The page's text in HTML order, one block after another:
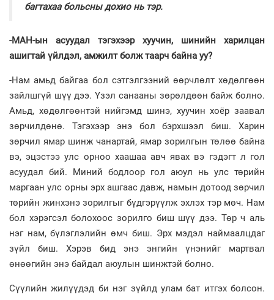
багтахаа больсны дохио нь тэр.
-МАН-ын асуудал тэгэхээр хуучин, шинийн харилцан
ашигтай үйлдэл, амжилт болж таарч байна уу?
-Нам амьд байгаа бол сэтгэлгээний өөрчлөлт хөдөлгөөн
зайлшгүй шүү дээ. Үзэл санааны зөрөлдөөн байж болно.
Амьд, хөдөлгөөнтэй нийгэмд шинэ, хуучин хоёр заавал
зөрчилдөнө. Тэгэхээр энэ бол бэрхшээл биш. Харин
зөрчил ямар шинж чанартай, ямар зорилгын төлөө байна
вэ, эцэстээ улс орноо хаашаа авч явах вэ гэдэгт л гол
асуудал бий. Миний бодлоор гол аюул нь улс төрийн
маргаан улс орны эрх ашгаас давж, намын дотоод зөрчил
төрийн жинхэнэ зорилгыг бүдгэрүүлж эхлэх тэр мөч. Нам
бол хэрэгсэл болохоос зорилго биш шүү дээ. Төр ч аль
нэг нам, бүлэглэлийн өмч биш. Эрх мэдэл наймаалцдаг
зүйл биш. Хэрэв бид энэ энгийн үнэнийг мартвал
өнөөгийн энэ байдал аюулын шинжтэй болно.
Сүүлийн жилүүдэд би нэг зүйлд улам бат итгэх болсон.